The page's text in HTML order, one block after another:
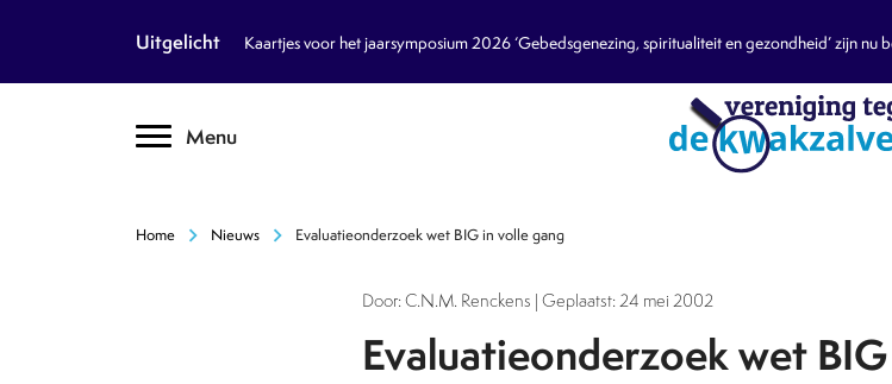
Uitgelicht Kaartjes voor het jaarsymposium 2026 ‘Gebedsgenezing, spiritualiteit en gezondheid’ zijn nu
Menu
Nieuws
inventory_2 Dossiers chevron_right
text_format Encyclopedie
Home chevron_right Nieuws chevron_right Evaluatieonderzoek wet BIG in volle gang
Door: C.N.M. Renckens | Geplaatst: 24 mei 2002
Evaluatieonderzoek wet